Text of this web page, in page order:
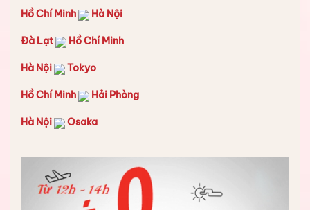
Hồ Chí Minh Hà Nội
Đà Lạt Hồ Chí Minh
Hà Nội Tokyo
Hồ Chí Minh Hải Phòng
Hà Nội Osaka